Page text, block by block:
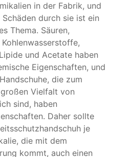
in der Fabrik, und
durch sie ist ein
Thema. Säuren,
und Acetate haben
Eigenschaften, und
die zum
Vielfalt von
sind, haben
Daher sollte
je
die mit dem
kommt, auch einen